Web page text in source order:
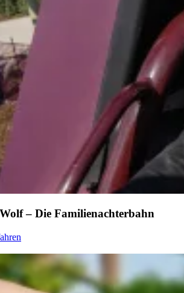
– Die Familienachterbahn